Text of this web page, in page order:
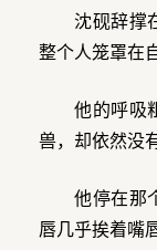
沈砚辞撑
整个人笼罩在
他的呼吸
兽，却依然没
他停在那
唇几乎挨着嘴